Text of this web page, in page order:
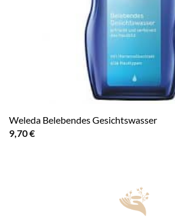
Weleda Belebendes Gesichtswasser
9,70€